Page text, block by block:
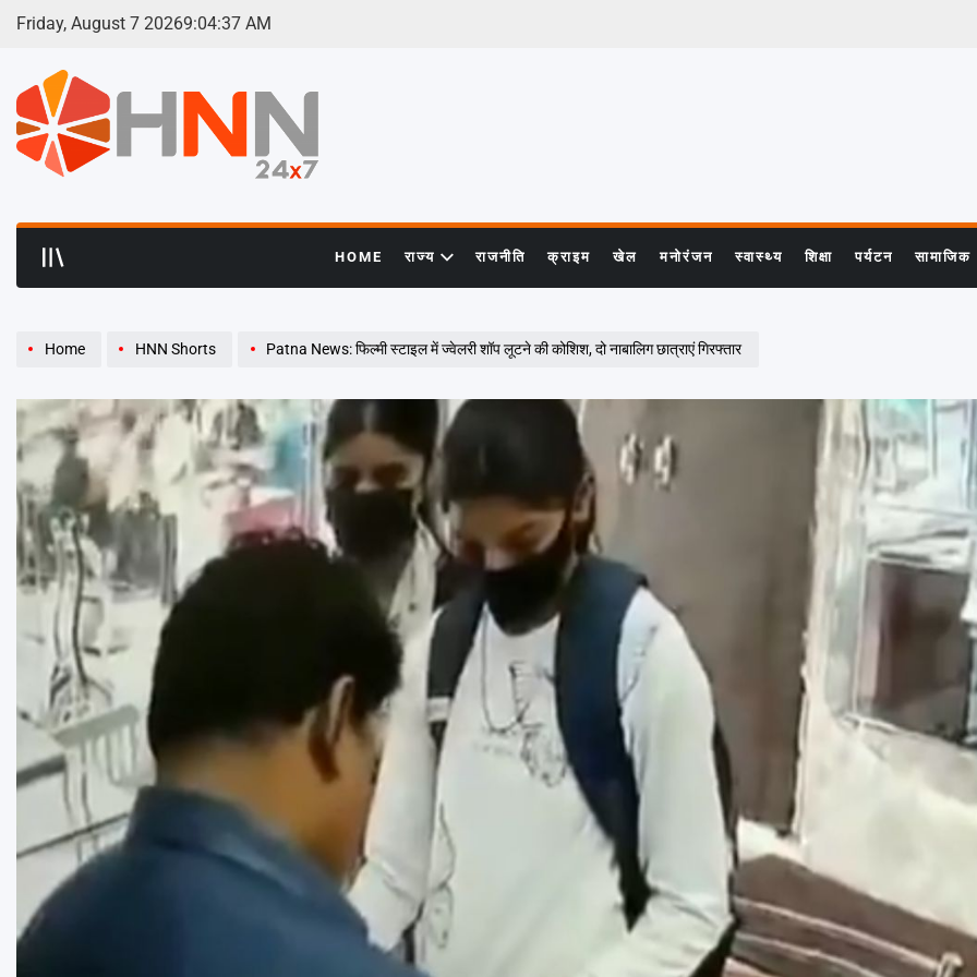
Skip
Friday, August 7 20269:04:38 AM
HOME राज्य राजनीति क्राइम खेल मनोरंजन स्वास्थ्य शिक्षा पर्यटन सामाजिक
Home HNN Shorts Patna News: फिल्मी स्टाइल में ज्वेलरी शॉप लूटने की कोशिश, दो नाबालिग छात्राएं गिरफ्तार